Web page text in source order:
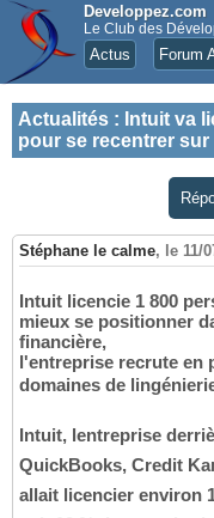
Developpez.com
Le Club des
Actus Forum
Actualités : Intuit va
pour se recentrer sur
Stéphane le calme, le 11/
Intuit licencie 1 800
mieux se positionner
financière,
l'entreprise recrute en
domaines de
Intuit, lentreprise
QuickBooks, Credit
allait licencier environ